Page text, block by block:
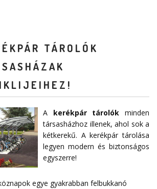
TÁROLÓK
A kerékpár tárolók minden
társasházhoz illenek, ahol sok a
kétkerekű. A kerékpár tárolása
legyen modern és biztonságos
egyszerre!
egye gyakrabban felbukkanó